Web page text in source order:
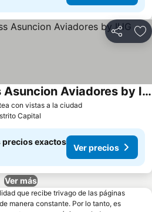
Compartir
con vistas a la ciudad
Holiday Inn Express Asuncion Aviadores by IHG
Capital
precios exactos
Ver precios
Ver más
que recibe trivago de las páginas
manera constante. Por lo tanto, es